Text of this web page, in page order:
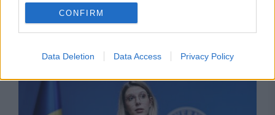
CONFIRM
Data Deletion Data Access Privacy Policy
Recomandările noastre